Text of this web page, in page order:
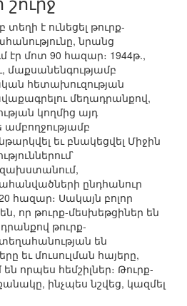
տեղի է ունեցել թուրք-
նրանց
մոտ 90 հազար։ 1944թ.,
մաքսանենգությամբ
հետախուզության
մեղադրանքով,
կողմից այդ
ամբողջությամբ
եւ բնակեցվել Միջին
ընդհանուր
հազար։ Սակայն բոլոր
որ թուրք-մեսխեթցիներ են
թուրք-
են
եւ մուսուլման հայերը,
որպես հեմշիլներ։ Թուրք-
ինչպես նշվեց, կազմել